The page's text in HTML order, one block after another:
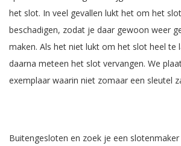
het slot. In veel gevallen lukt het om het
beschadigen, zodat je daar gewoon weer
maken. Als het niet lukt om het slot heel te
daarna meteen het slot vervangen. We
exemplaar waarin niet zomaar een sleutel
Buitengesloten en zoek je een slotenmaker